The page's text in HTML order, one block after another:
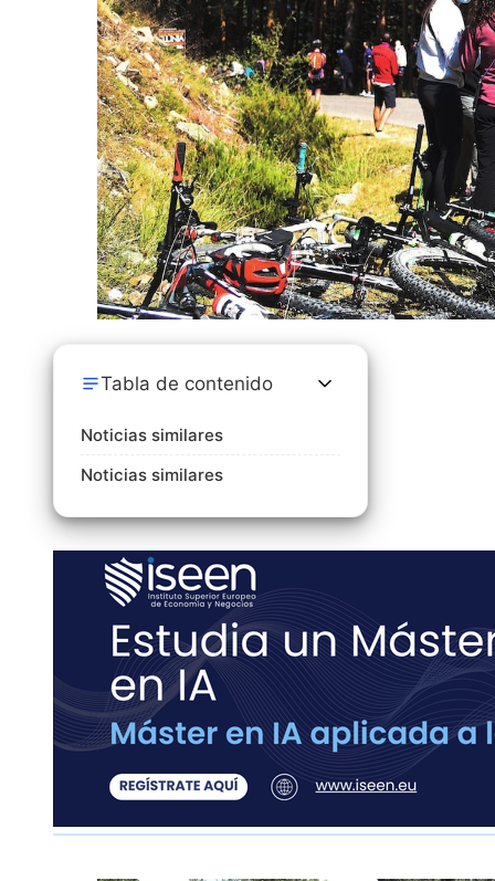
Tabla de contenido
Noticias similares
Noticias similares